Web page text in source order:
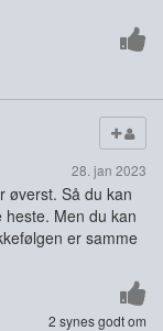
28. jan 2023
øverst. Så du kan
Men du kan
er samme
2 synes godt om